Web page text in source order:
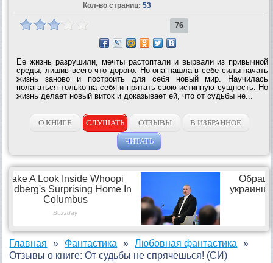
Кол-во страниц: 53
76
Ее жизнь разрушили, мечты растоптали и вырвали из привычной
среды, лишив всего что дорого. Но она нашла в себе силы начать
жизнь заново и построить для себя новый мир. Научилась
полагаться только на себя и прятать свою истинную сущность. Но
жизнь делает новый виток и доказывает ей, что от судьбы не...
О КНИГЕ СЛУШАТЬ ОТЗЫВЫ
В ИЗБРАННОЕ
ЧИТАТЬ
Главная Фантастика
Любовная фантастика
Отзывы о книге: От судьбы не спрячешься! (СИ)